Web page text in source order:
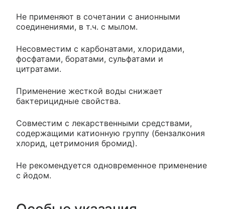
Не применяют в сочетании с анионными
соединениями, в т.ч. с мылом.
Несовместим с карбонатами, хлоридами,
фосфатами, боратами, сульфатами и
цитратами.
Применение жесткой воды снижает
бактерицидные свойства.
Совместим с лекарственными средствами,
содержащими катионную группу (бензалкония
хлорид, цетримония бромид).
Не рекомендуется одновременное применение
с йодом.